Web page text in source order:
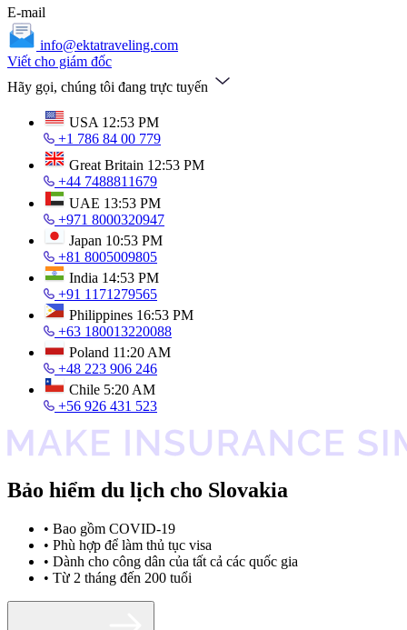
E-mail
info@ektatraveling.com
Viết cho giám đốc
Hãy gọi, chúng tôi đang trực tuyến
USA 12:53 PM
+1 786 84 00 779
Great Britain 12:53 PM
+44 7488811679
UAE 13:53 PM
+971 8000320947
Japan 10:53 PM
+81 8005009805
India 14:53 PM
+91 1171279565
Philippines 16:53 PM
+63 180013220088
Poland 11:20 AM
+48 223 906 246
Chile 5:20 AM
+56 926 431 523
Bảo hiểm du lịch cho Slovakia
• Bao gồm COVID-19
• Phù hợp để làm thủ tục visa
• Dành cho công dân của tất cả các quốc gia
• Từ 2 tháng đến 200 tuổi